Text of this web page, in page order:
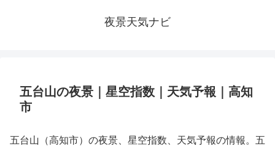
夜景天気ナビ
五台山の夜景｜星空指数｜天気予報｜高知
市
五台山（高知市）の夜景、星空指数、天気予報の情報。五